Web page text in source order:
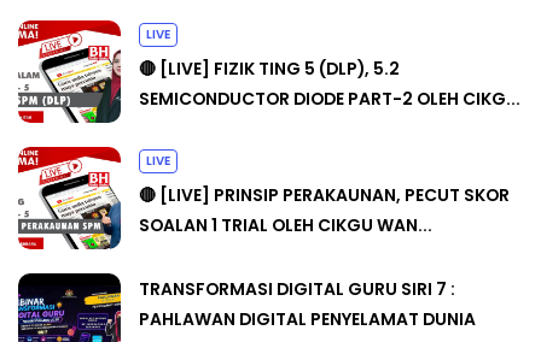
LIVE
🔴 [LIVE] FIZIK TING 5 (DLP), 5.2
SEMICONDUCTOR DIODE PART-2 OLEH CIKG...
LIVE
🔴 [LIVE] PRINSIP PERAKAUNAN, PECUT SKOR
SOALAN 1 TRIAL OLEH CIKGU WAN...
TRANSFORMASI DIGITAL GURU SIRI 7 :
PAHLAWAN DIGITAL PENYELAMAT DUNIA